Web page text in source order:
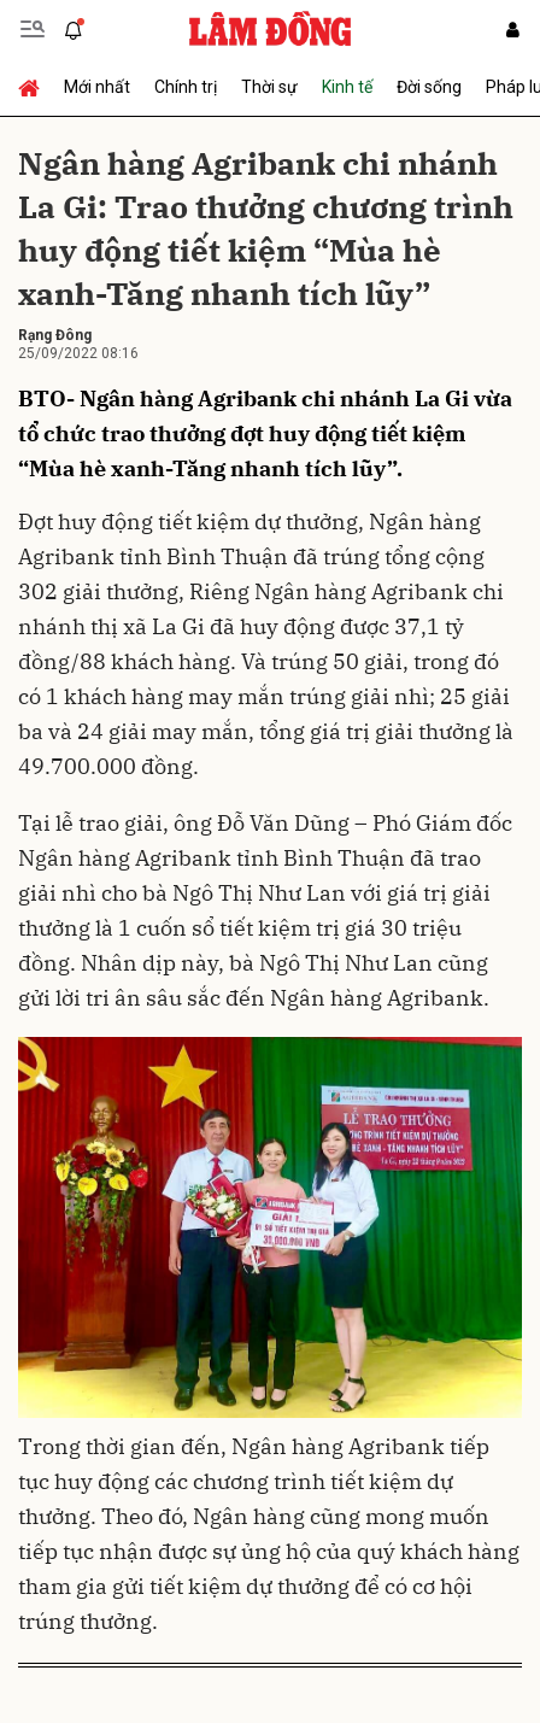
Mới nhất Chính trị Thời sự Kinh tế Đời sống Pháp
Ngân hàng Agribank chi nhánh
La Gi: Trao thưởng chương trình
huy động tiết kiệm “Mùa hè
xanh-Tăng nhanh tích lũy”
Rạng Đông
25/09/2022 08:16
BTO- Ngân hàng Agribank chi nhánh La Gi vừa
tổ chức trao thưởng đợt huy động tiết kiệm
“Mùa hè xanh-Tăng nhanh tích lũy”.
Đợt huy động tiết kiệm dự thưởng, Ngân hàng
Agribank tỉnh Bình Thuận đã trúng tổng cộng
302 giải thưởng, Riêng Ngân hàngAgribank chi
nhánh thị xã La Gi đã huy động được 37,1 tỷ
đồng/88 khách hàng. Và trúng 50 giải, trong đó
có 1 khách hàng may mắn trúng giải nhì; 25 giải
ba và 24 giải may mắn, tổng giá trị giải thưởng là
49.700.000 đồng.
Tại lễ trao giải, ông Đỗ Văn Dũng – Phó Giám đốc
Ngân hàng Agribank tỉnh Bình Thuận đã trao
giải nhì chobà Ngô Thị Như Lan với giá trị giải
thưởnglà 1 cuốn sổ tiết kiệm trị giá 30 triệu
đồng. Nhân dịp này, bà Ngô Thị Như Lan cũng
gửi lời tri ân sâu sắc đến Ngân hàng Agribank.
Trong thời gian đến, Ngân hàng Agribank tiếp
tục huy động các chương trình tiết kiệm dự
thưởng. Theo đó, Ngân hàng cũng mong muốn
tiếp tục nhận được sự ủng hộ của quý khách hàng
tham gia gửi tiết kiệm dự thưởng để có cơ hội
trúng thưởng.
Gửi bình luận